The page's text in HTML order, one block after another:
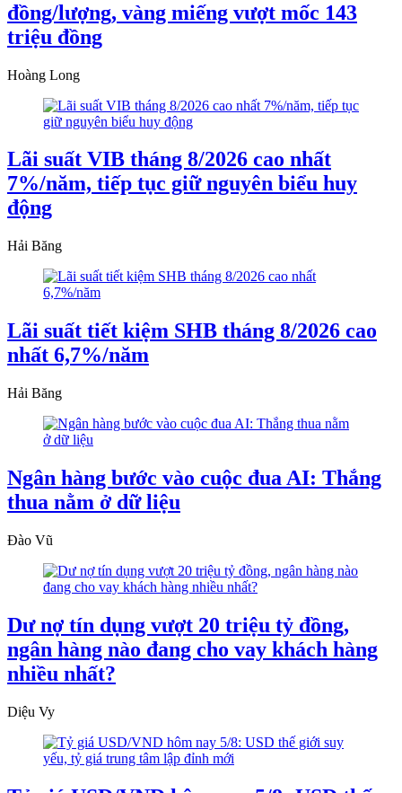
đồng/lượng, vàng miếng vượt mốc 143
triệu đồng
Hoàng Long
Lãi suất VIB tháng 8/2026 cao nhất
7%/năm, tiếp tục giữ nguyên biểu huy
động
Hải Băng
Lãi suất tiết kiệm SHB tháng 8/2026 cao
nhất 6,7%/năm
Hải Băng
Ngân hàng bước vào cuộc đua AI: Thắng
thua nằm ở dữ liệu
Đào Vũ
Dư nợ tín dụng vượt 20 triệu tỷ đồng,
ngân hàng nào đang cho vay khách hàng
nhiều nhất?
Diệu Vy